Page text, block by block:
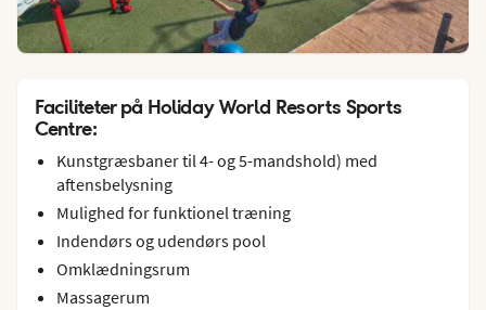
Faciliteter på Holiday World Resorts Sports
Centre:
Kunstgræsbaner til 4- og 5-mandshold) med
aftensbelysning
Mulighed for funktionel træning
Indendørs og udendørs pool
Omklædningsrum
Massagerum